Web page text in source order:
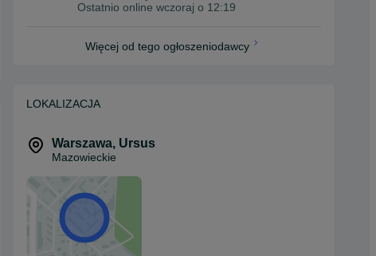
Ostatnio online wczoraj o 12:19
Więcej od tego ogłoszeniodawcy
LOKALIZACJA
Warszawa, Ursus
Mazowieckie